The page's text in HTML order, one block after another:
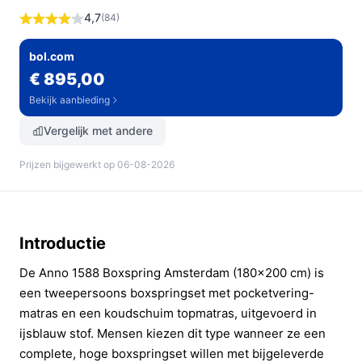
4,7(84)
bol.com
€ 895,00
Bekijk aanbieding
Vergelijk met andere
Prijzen bijgewerkt op 06-08-2026
Introductie
De Anno 1588 Boxspring Amsterdam (180x200 cm) is
een tweepersoons boxspringset met pocketvering-
matras en een koudschuim topmatras, uitgevoerd in
ijsblauw stof. Mensen kiezen dit type wanneer ze een
complete, hoge boxspringset willen met bijgeleverde